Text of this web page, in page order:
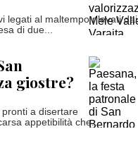
legati al maltempo rilevati dai
di due...
giostre?
pronti a disertare
appetibilità che...